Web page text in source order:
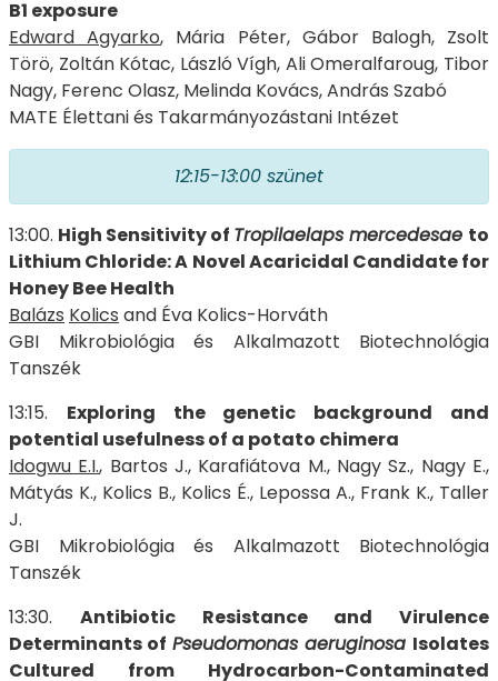
B1 exposure
Edward Agyarko, Mária Péter, Gábor Balogh, Zsolt
Törö, Zoltán Kótac, László Vígh, Ali Omeralfaroug, Tibor
Nagy, Ferenc Olasz, Melinda Kovács, András Szabó
MATE Élettani és Takarmányozástani Intézet
12:15-13:00 szünet
13:00. High Sensitivity of Tropilaelaps mercedesae to
Lithium Chloride: A Novel Acaricidal Candidate for
Honey Bee Health
Balázs Kolics and Éva Kolics-Horváth
GBI Mikrobiológia és Alkalmazott Biotechnológia
Tanszék
13:15. Exploring the genetic background and
potential usefulness of a potato chimera
Idogwu E.I., Bartos J., Karafiátova M., Nagy Sz., Nagy E.,
Mátyás K., Kolics B., Kolics É., Lepossa A., Frank K., Taller
J.
GBI Mikrobiológia és Alkalmazott Biotechnológia
Tanszék
13:30. Antibiotic Resistance and Virulence
Determinants of Pseudomonas aeruginosa Isolates
Cultured from Hydrocarbon-Contaminated